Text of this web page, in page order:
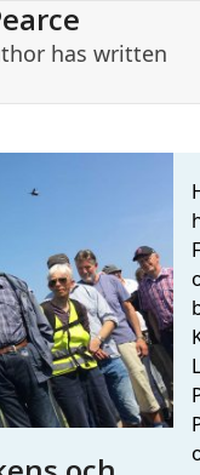
has written